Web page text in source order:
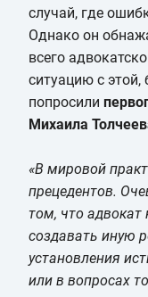
случай, где
Однако он
всего
ситуацию с
попросили
Михаила
«В мировой
прецедентов.
том, что адвокат
создавать иную
установления
или в вопросах